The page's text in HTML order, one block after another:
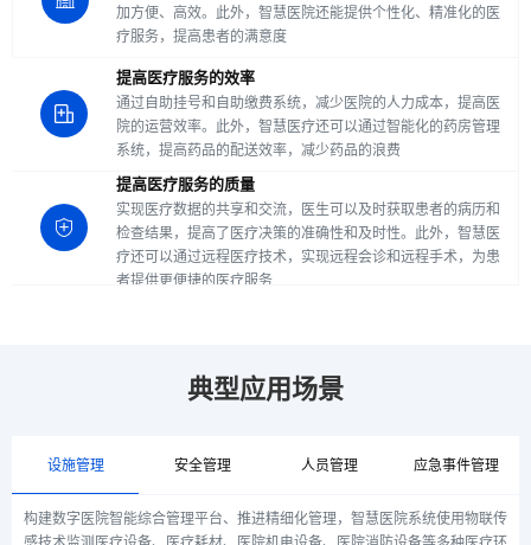
加方便、高效。此外，智慧医院还能提供个性化、精准化的医
疗服务，提高患者的满意度
提高医疗服务的效率
通过自助挂号和自助缴费系统，减少医院的人力成本，提高医
院的运营效率。此外，智慧医疗还可以通过智能化的药房管理
系统，提高药品的配送效率，减少药品的浪费
提高医疗服务的质量
实现医疗数据的共享和交流，医生可以及时获取患者的病历和
检查结果，提高了医疗决策的准确性和及时性。此外，智慧医
疗还可以通过远程医疗技术，实现远程会诊和远程手术，为患
者提供更便捷的医疗服务
典型应用场景
设施管理 安全管理 人员管理 应急事件管理
构建数字医院智能综合管理平台、推进精细化管理，智慧医院系统使用物联传